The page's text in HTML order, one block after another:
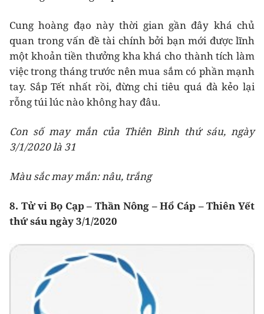
Cung hoàng đạo này thời gian gần đây khá chủ
quan trong vấn đề tài chính bởi bạn mới được lĩnh
một khoản tiền thưởng kha khá cho thành tích làm
việc trong tháng trước nên mua sắm có phần mạnh
tay. Sắp Tết nhất rồi, đừng chi tiêu quá đà kẻo lại
rỗng túi lúc nào không hay đâu.
Con số may mắn của Thiên Bình thứ sáu, ngày
3/1/2020 là 31
Màu sắc may mắn: nâu, trắng
8. Tử vi Bọ Cạp – Thần Nông – Hổ Cáp – Thiên Yết
thứ sáu ngày 3/1/2020